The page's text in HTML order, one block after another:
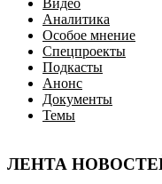
Видео
Аналитика
Особое мнение
Спецпроекты
Подкасты
Анонс
Документы
Темы
ЛЕНТА